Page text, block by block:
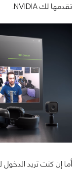
تقدمها لك NVIDIA.
أما إن كنت تريد